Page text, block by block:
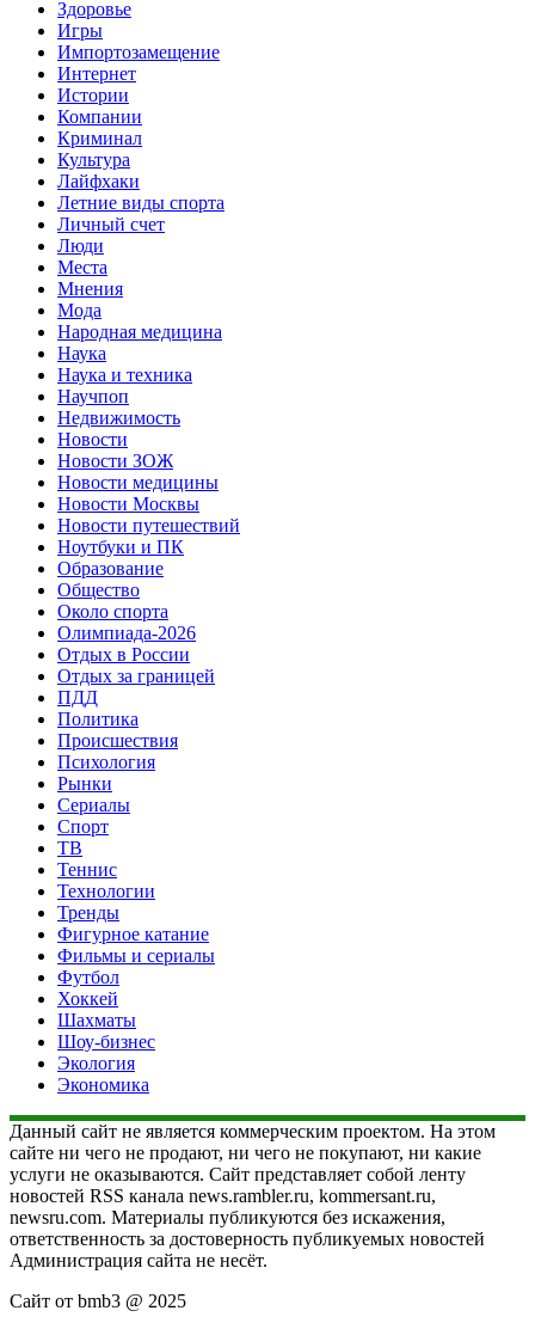
Здоровье
Игры
Импортозамещение
Интернет
Истории
Компании
Криминал
Культура
Лайфхаки
Летние виды спорта
Личный счет
Люди
Места
Мнения
Мода
Народная медицина
Наука
Наука и техника
Научпоп
Недвижимость
Новости
Новости ЗОЖ
Новости медицины
Новости Москвы
Новости путешествий
Ноутбуки и ПК
Образование
Общество
Около спорта
Олимпиада-2026
Отдых в России
Отдых за границей
ПДД
Политика
Происшествия
Психология
Рынки
Сериалы
Спорт
ТВ
Теннис
Технологии
Тренды
Фигурное катание
Фильмы и сериалы
Футбол
Хоккей
Шахматы
Шоу-бизнес
Экология
Экономика
Данный сайт не является коммерческим проектом. На этом
сайте ни чего не продают, ни чего не покупают, ни какие
услуги не оказываются. Сайт представляет собой ленту
новостей RSS канала news.rambler.ru, kommersant.ru,
newsru.com. Материалы публикуются без искажения,
ответственность за достоверность публикуемых новостей
Администрация сайта не несёт.
Сайт от bmb3 @ 2025